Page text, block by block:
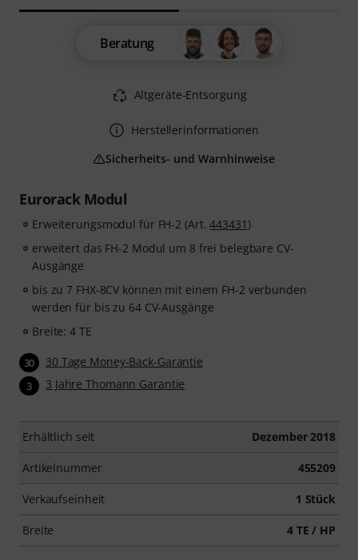
Eurorack Modul
Erweiterungsmodul für FH-2 (Art.443431 )
erweitert das FH-2 Modul um 8 frei belegbare CV-
Ausgänge
bis zu 7 FHX-8CV können mit einem FH-2 verbunden
werden für bis zu 64 CV-Ausgänge
Breite: 4 TE
30 30 Tage Money-Back-Garantie
3 3 Jahre Thomann Garantie
Erhältlich seit Dezember 2018
Artikelnummer 455209
Verkaufseinheit 1 Stück
Breite 4 TE / HP
Beratung
Altgeräte-Entsorgung
Herstellerinformationen
Sicherheits- und Warnhinweise